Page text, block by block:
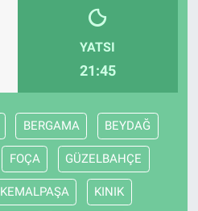
YATSI
21:45
BERGAMA BEYDAĞ
FOÇA GÜZELBAHÇE
KEMALPAŞA KINIK